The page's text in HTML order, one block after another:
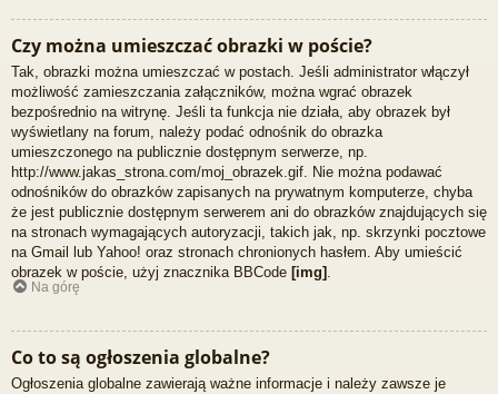
Czy można umieszczać obrazki w poście?
Tak, obrazki można umieszczać w postach. Jeśli administrator włączył
możliwość zamieszczania załączników, można wgrać obrazek
bezpośrednio na witrynę. Jeśli ta funkcja nie działa, aby obrazek był
wyświetlany na forum, należy podać odnośnik do obrazka
umieszczonego na publicznie dostępnym serwerze, np.
http://www.jakas_strona.com/moj_obrazek.gif. Nie można podawać
odnośników do obrazków zapisanych na prywatnym komputerze, chyba
że jest publicznie dostępnym serwerem ani do obrazków znajdujących się
na stronach wymagających autoryzacji, takich jak, np. skrzynki pocztowe
na Gmail lub Yahoo! oraz stronach chronionych hasłem. Aby umieścić
obrazek w poście, użyj znacznika BBCode [img]
Na górę
Co to są ogłoszenia globalne?
Ogłoszenia globalne zawierają ważne informacje i należy zawsze je